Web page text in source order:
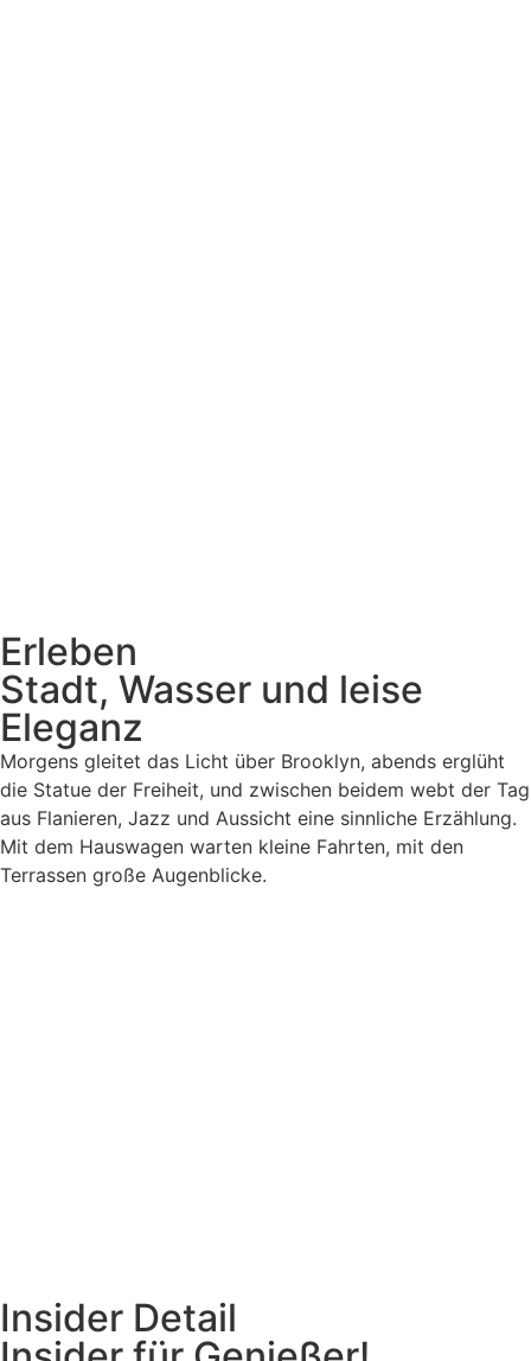
Erleben
Stadt, Wasser und leise
Eleganz
Morgens gleitet das Licht über Brooklyn, abends erglüht
die Statue der Freiheit, und zwischen beidem webt der Tag
aus Flanieren, Jazz und Aussicht eine sinnliche Erzählung.
Mit dem Hauswagen warten kleine Fahrten, mit den
Terrassen große Augenblicke.
Insider Detail